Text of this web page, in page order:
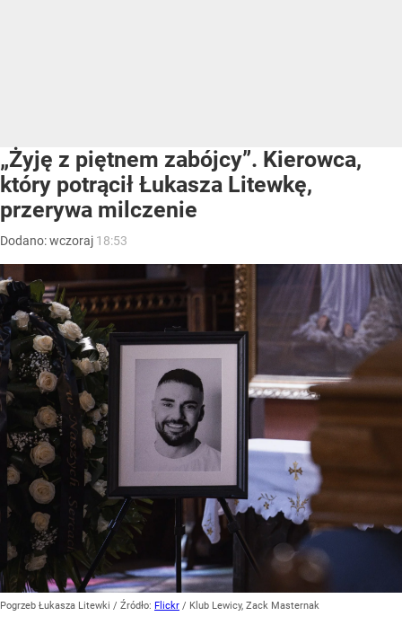
„Żyję z piętnem zabójcy”. Kierowca,
który potrącił Łukasza Litewkę,
przerywa milczenie
Dodano:wczoraj 18:53
Pogrzeb Łukasza Litewki / Źródło: Flickr / Klub Lewicy, Zack Masternak